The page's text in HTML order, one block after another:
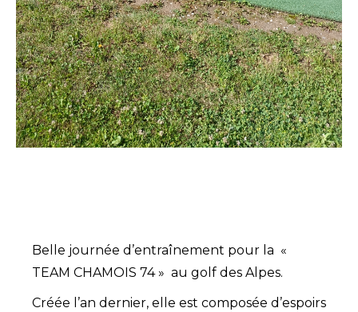
Belle journée d’entraînement pour la «
TEAM CHAMOIS 74 » au golf des Alpes.
Créée l’an dernier, elle est composée d’espoirs